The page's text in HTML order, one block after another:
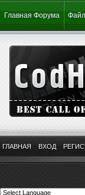
Главная Форума
ГЛАВНАЯ ВХОД